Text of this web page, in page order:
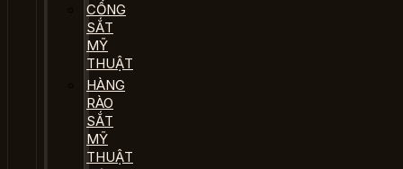
CỔNG
SẮT
MỸ
THUẬT
HÀNG
RÀO
SẮT
MỸ
THUẬT